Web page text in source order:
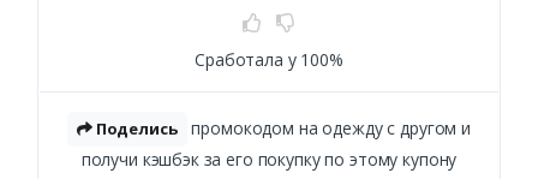
Сработала у 100%
Поделись
промокодом на одежду с другом и
получи кэшбэк за его покупку по этому купону